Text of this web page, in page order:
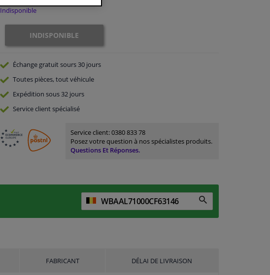
Indisponible
INDISPONIBLE
Échange gratuitsours 30 jours
Toutes pièces, tout véhicule
Expédition sous 32 jours
Serviceclient spécialisé
Service client:0380 833 78
Posez votre question à nos spécialistes produits.
Questions Et Réponses.
FABRICANT DÉLAI DE LIVRAISON